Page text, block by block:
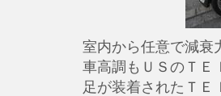
室内から任意で減衰
車高調もＵＳのＴＥ
足が装着されたＴＥ